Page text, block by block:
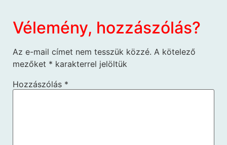
Vélemény, hozzászólás?
Az e-mail címet nem tesszük közzé. A kötelező
mezőket * karakterrel jelöltük
Hozzászólás *